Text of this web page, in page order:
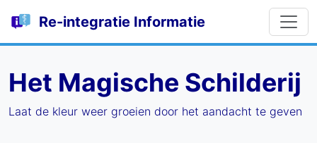
Re-integratie Informatie
Het Magische Schilderij
Laat de kleur weer groeien door het aandacht te geven